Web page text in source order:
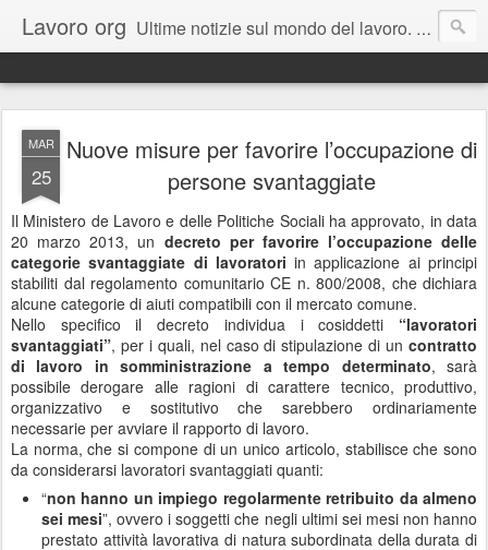
Lavoro org Ultime notizie sul mondo del lavoro. Un canale informativo dedicato ai giovani e a tutti coloro che sono in cerca di un lavoro. Il blog rappresenta una estensione del portale dedicato www.lavoro.org , su cui e' possibile trovare e candidarsi a migliaia di offerte pubblicate ogni giorno in Italia.
MAR
25
Nuove misure per favorire l’occupazione di
persone svantaggiate
Il Ministero de Lavoro e delle Politiche Sociali ha approvato, in data
20 marzo 2013, un decreto per favorire l’occupazione delle
categorie svantaggiate di lavoratori in applicazione ai principi
stabiliti dal regolamento comunitario CE n. 800/2008, che dichiara
alcune categorie di aiuti compatibili con il mercato comune.
Nello specifico il decreto individua i cosiddetti “lavoratori
svantaggiati”, per i quali, nel caso di stipulazione di un contratto
di lavoro in somministrazione a tempo determinato, sarà
possibile derogare alle ragioni di carattere tecnico, produttivo,
organizzativo e sostitutivo che sarebbero ordinariamente
necessarie per avviare il rapporto di lavoro.
La norma, che si compone di un unico articolo, stabilisce che sono
da considerarsi lavoratori svantaggiati quanti:
“non hanno un impiego regolarmente retribuito da almeno
sei mesi”, ovvero i soggetti che negli ultimi sei mesi non hanno
prestato attività lavorativa di natura subordinata della durata di